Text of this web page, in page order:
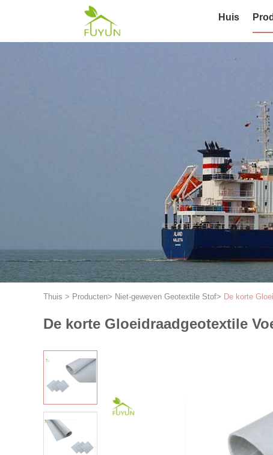
Huis
Thuis > Producten> Niet-geweven Geotextile Stof> De korte
De korte Gloeidraadgeotextile